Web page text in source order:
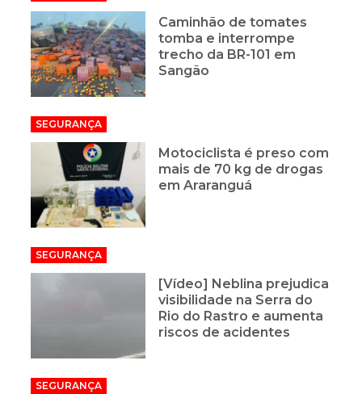
Caminhão de tomates
tomba e interrompe
trecho da BR-101 em
Sangão
SEGURANÇA
Motociclista é preso com
mais de 70 kg de drogas
em Araranguá
SEGURANÇA
[Vídeo] Neblina prejudica
visibilidade na Serra do
Rio do Rastro e aumenta
riscos de acidentes
SEGURANÇA